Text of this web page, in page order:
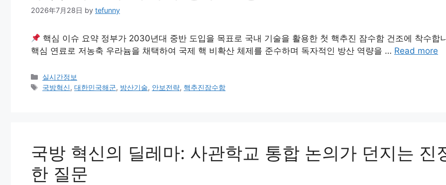
2026年7月28日 by tefunny
핵심 이슈 요약 정부가 2030년대 중반 도입을 목표로 국내 기술을 활용한 첫 핵추진 잠수함 건조에 착수합
핵심 연료로 저농축 우라늄을 채택하여 국제 핵 비확산 체제를 준수하며 독자적인 방산 역량을 … Read more
Categories
실시간정보
Tags
국방혁신,대한민국해군, 방산기술, 안보전략, 핵추진잠수함
국방 혁신의 딜레마: 사관학교 통합 논의가 던지는 진
한 질문